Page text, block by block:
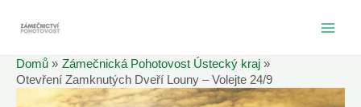
Domů
Zámečnická Pohotovost Ústecký kraj
Otevření Zamknutých Dveří Louny – Volejte 24/9